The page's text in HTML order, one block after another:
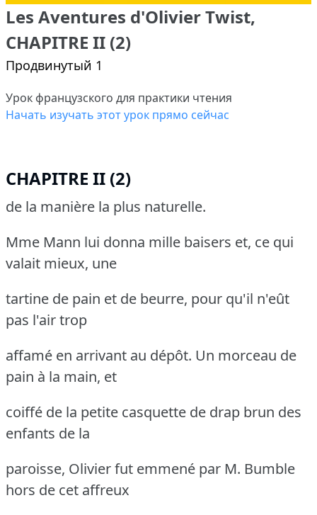
Les Aventures d'Olivier Twist,
CHAPITRE II (2)
Продвинутый 1
Урок французского для практики чтения
Начать изучать этот урок прямо сейчас
CHAPITRE II (2)
de la manière la plus naturelle.
Mme Mann lui donna mille baisers et, ce qui
valait mieux, une
tartine de pain et de beurre, pour qu'il n'eût
pas l'air trop
affamé en arrivant au dépôt. Un morceau de
pain à la main, et
coiffé de la petite casquette de drap brun des
enfants de la
paroisse, Olivier fut emmené par M. Bumble
hors de cet affreux